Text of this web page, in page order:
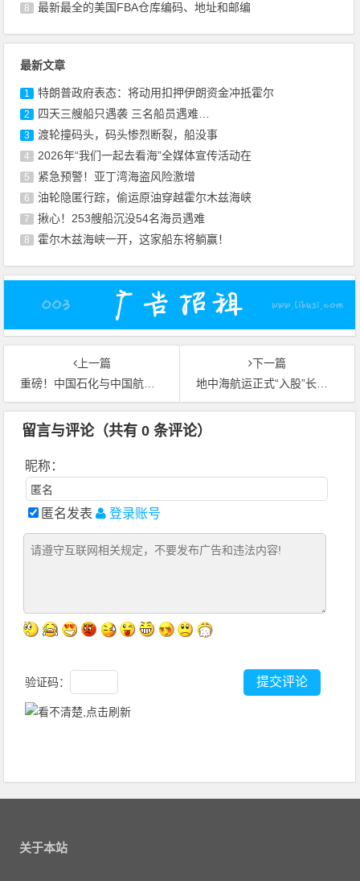
8 最新最全的美国FBA仓库编码、地址和邮编
最新文章
1 特朗普政府表态：将动用扣押伊朗资金冲抵霍尔
2 四天三艘船只遇袭 三名船员遇难…
3 渡轮撞码头，码头惨烈断裂，船没事
4 2026年“我们一起去看海”全媒体宣传活动在
5 紧急预警！亚丁湾海盗风险激增
6 油轮隐匿行踪，偷运原油穿越霍尔木兹海峡
7 揪心！253艘船沉没54名海员遇难
8 霍尔木兹海峡一开，这家船东将躺赢！
上一篇
重磅！中国石化与中国航油实施重组
下一篇
地中海航运正式“入股”长锦商船
留言与评论（共有0 条评论）
昵称：
匿名发表 登录账号
验证码：
关于本站